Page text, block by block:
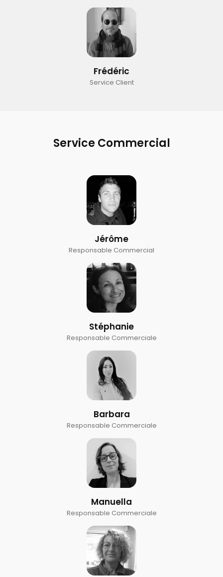
Frédéric
Service Client
Service Commercial
Jérôme
Responsable Commercial
Stéphanie
Responsable Commerciale
Barbara
Responsable Commerciale
Manuella
Responsable Commerciale